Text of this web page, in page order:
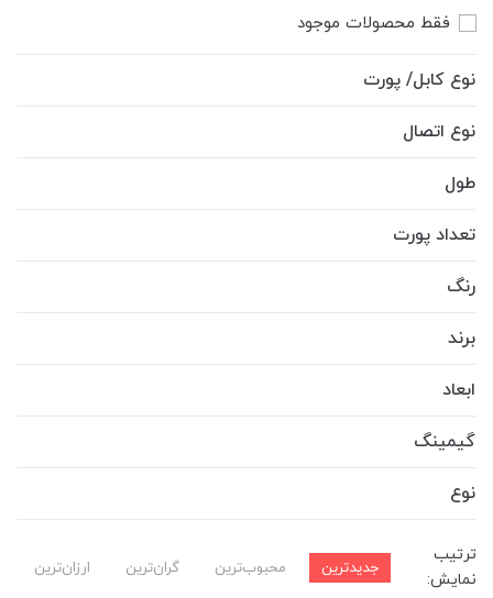
فقط محصولات موجود
نوع کابل/ پورت
نوع اتصال
طول
تعداد پورت
رنگ
برند
ابعاد
گیمینگ
نوع
ترتیب
نمایش:
جدیدترین محبوب‌ترین گران‌ترین ارزان‌ترین